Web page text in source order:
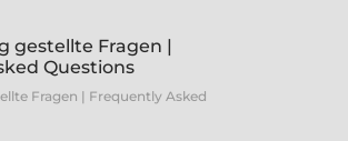
Fragen | Frequently Asked